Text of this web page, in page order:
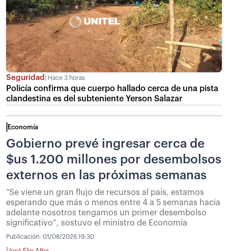
Seguridad Hace 3 horas
Policía confirma que cuerpo hallado cerca de una pista
clandestina es del subteniente Yerson Salazar
Economía
Gobierno prevé ingresar cerca de
$us 1.200 millones por desembolsos
externos en las próximas semanas
“Se viene un gran flujo de recursos al país, estamos
esperando que más o menos entre 4 a 5 semanas hacia
adelante nosotros tengamos un primer desembolso
significativo”, sostuvo el ministro de Economía
Publicación: 01/08/2026 19:30